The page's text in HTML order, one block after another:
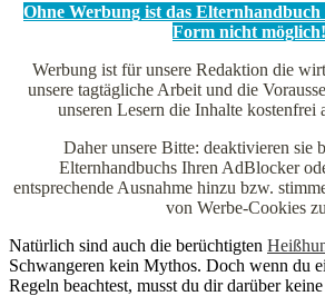
Ohne Werbung ist das Elternhandbuch
Form nicht möglich!
Werbung ist für unsere Redaktion die
unsere tagtägliche Arbeit und die
unseren Lesern die Inhalte kostenfrei
Daher unsere Bitte: deaktivieren sie
Elternhandbuchs Ihren AdBlocker
entsprechende Ausnahme hinzu bzw.
von Werbe-Cookies
Natürlich sind auch die berüchtigten
Schwangeren kein Mythos. Doch wenn du
Regeln beachtest, musst du dir darüber